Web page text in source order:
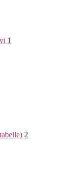
1
2